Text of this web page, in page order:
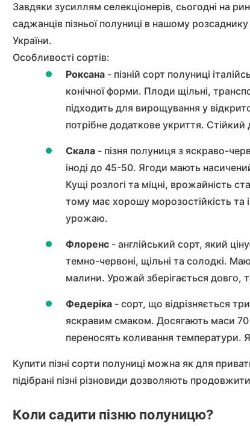
Завдяки зусиллям селекціонерів, сьогодні на
саджанців пізньої полуниці в нашому
України.
Особливості сортів:
Роксана - пізній сорт полуниці
конічної форми. Плоди щільні,
підходить для вирощування у
потрібне додаткове укриття. Стійкий
Скала - пізня полуниця з яскраво-
іноді до 45-50. Ягоди мають
Кущі розлогі та міцні, врожайність
тому має хорошу морозостійкість
урожаю.
Флоренс - англійський сорт, який
темно-червоні, щільні та солодкі.
малини. Урожай зберігається довго,
Федеріка - сорт, що відрізняється
яскравим смаком. Досягають маси
переносять коливання температури.
Купити пізні сорти полуниці можна як для
підібрані пізні різновиди дозволяють
Коли садити пізню полуницю?